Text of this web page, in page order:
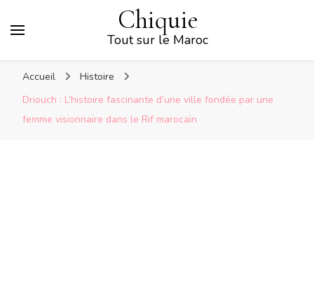
Chiquie
Tout sur le Maroc
Accueil
Histoire
Driouch : L’histoire fascinante d’une ville fondée par une
femme visionnaire dans le Rif marocain